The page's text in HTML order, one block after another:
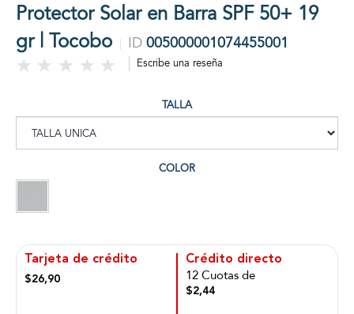
Protector Solar en Barra SPF 50+ 19
gr | Tocobo
ID 005000001074455001
Escribe una reseña
TALLA
COLOR
Tarjeta de crédito
$26,90
Crédito directo
12 Cuotas de
$2,44